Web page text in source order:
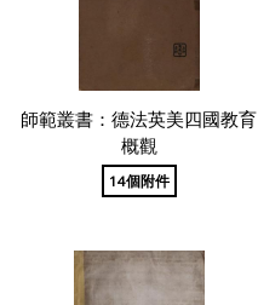
師範叢書：德法英美四國教育
概觀
14個附件